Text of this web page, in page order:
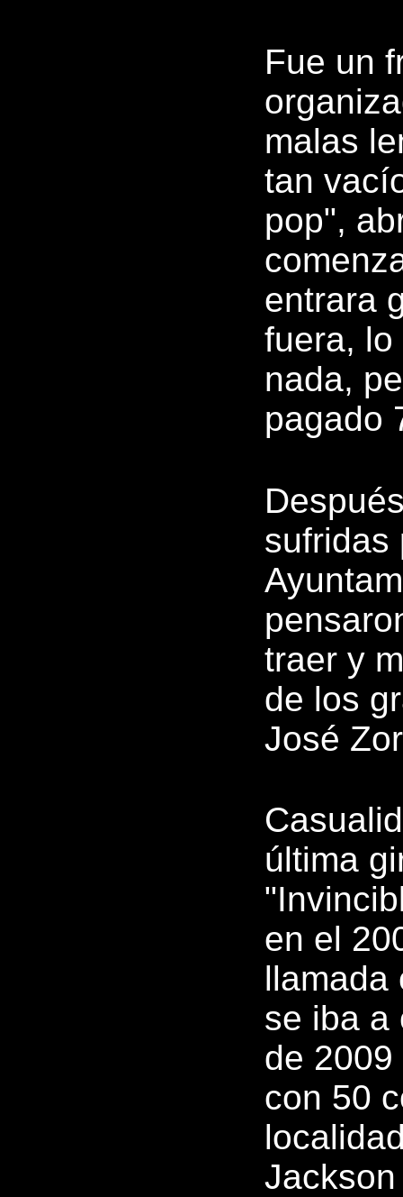
Fue un
malas
tan
pop",
entrara
fuera,
nada,
pagado
sufridas
traer y
de los
José
última
en el
llamada
se iba a
de
con 50